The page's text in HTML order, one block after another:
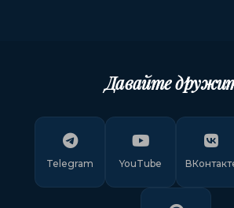
Давайте
Telegram YouTube